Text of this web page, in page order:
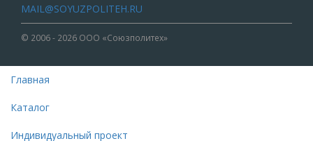
MAIL@SOYUZPOLITEH.RU
© 2006 - 2026 ООО «Союзполитех»
Главная
Каталог
Индивидуальный проект